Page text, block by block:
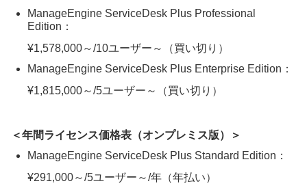
ManageEngine ServiceDesk Plus Professional
Edition：
¥1,578,000～/10ユーザー～（買い切り）
ManageEngine ServiceDesk Plus Enterprise Edition：
¥1,815,000～/5ユーザー～（買い切り）
＜年間ライセンス価格表（オンプレミス版）＞
ManageEngine ServiceDesk Plus Standard Edition：
¥291,000～/5ユーザー～/年（年払い）